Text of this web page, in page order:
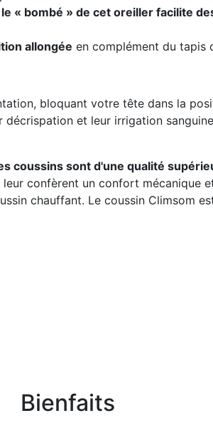
le « bombé » de cet oreiller facilite
allongée en complément du tapis
bloquant votre tête dans la
et leur irrigation
coussins sont d'une qualité
confèrent un confort mécanique
chauffant. Le coussin Climsom
Bienfaits